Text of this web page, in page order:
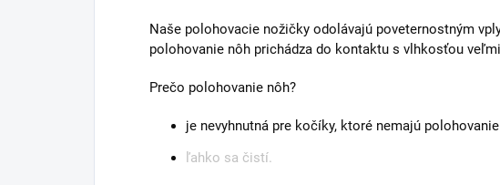
Naše polohovacie nožičky odolávajú poveternostným
polohovanie nôh prichádza do kontaktu s vlhkosťou
Prečo polohovanie nôh?
je nevyhnutná pre kočíky, ktoré nemajú
ľahko sa čistí.